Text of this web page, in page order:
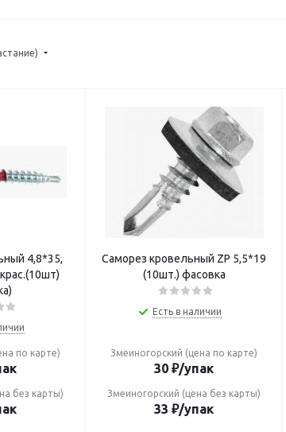
по карте)
без карты)
Саморез кровельный ZP 5,5*19
(10шт.) фасовка
Есть в наличии
Змеиногорский (цена по карте)
30 ₽/упак
Змеиногорский (цена без карты)
33 ₽/упак